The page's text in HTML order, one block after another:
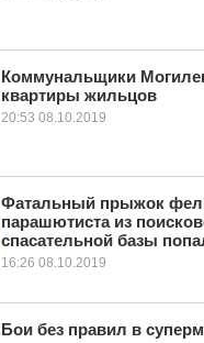
Коммунальщики
квартиры жильцов
20:53 08.10.2019
Фатальный прыжок
парашютиста из
спасательной базы
16:26 08.10.2019
Бои без правил в